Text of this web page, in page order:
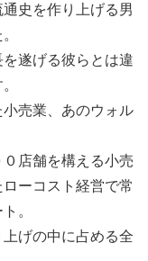
史を作り上げる男
遂げる彼らとは違
売業、あのウォル
店舗を構える小売
ーコスト経営で常
。
げの中に占める全